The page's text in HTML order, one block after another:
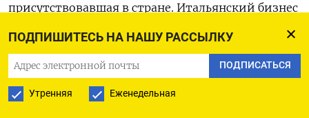
ПОДПИШИТЕСЬ НА НАШУ РАССЫЛКУ
ПОДПИСАТЬСЯ
Утренняя Еженедельная
присутствовавшая в стране. Итальянский бизнес
промышленности, а также в автомобильной
отрасли.